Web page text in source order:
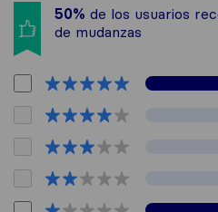
50% de los usuarios
de mudanzas